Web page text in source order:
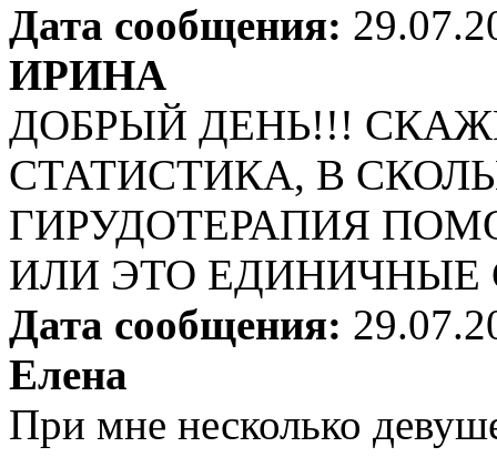
Дата сообщения:
ИРИНА
ДОБРЫЙ ДЕНЬ!!!
СТАТИСТИКА, В
ГИРУДОТЕРАПИЯ
ИЛИ ЭТО ЕДИНИЧНЫЕ
Дата сообщения:
Елена
При мне несколько